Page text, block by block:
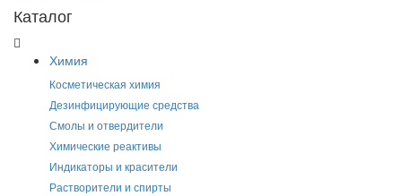
Каталог
Химия
Косметическая химия
Дезинфицирующие средства
Смолы и отвердители
Химические реактивы
Индикаторы и красители
Растворители и спирты